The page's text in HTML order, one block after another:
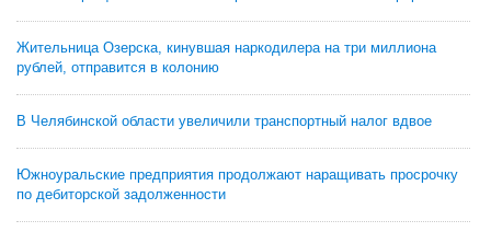
Жительница Озерска, кинувшая наркодилера на три миллиона
рублей, отправится в колонию
В Челябинской области увеличили транспортный налог вдвое
Южноуральские предприятия продолжают наращивать просрочку
по дебиторской задолженности